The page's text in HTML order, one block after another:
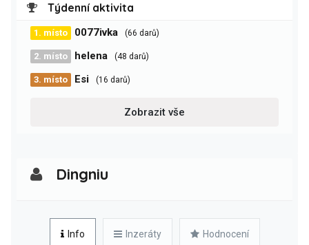
Týdenní aktivita
1. místo 0077ivka (66 darů)
2. místo helena (48 darů)
3. místo Esi (16 darů)
Zobrazit vše
Dingniu
Info Inzeráty Hodnocení